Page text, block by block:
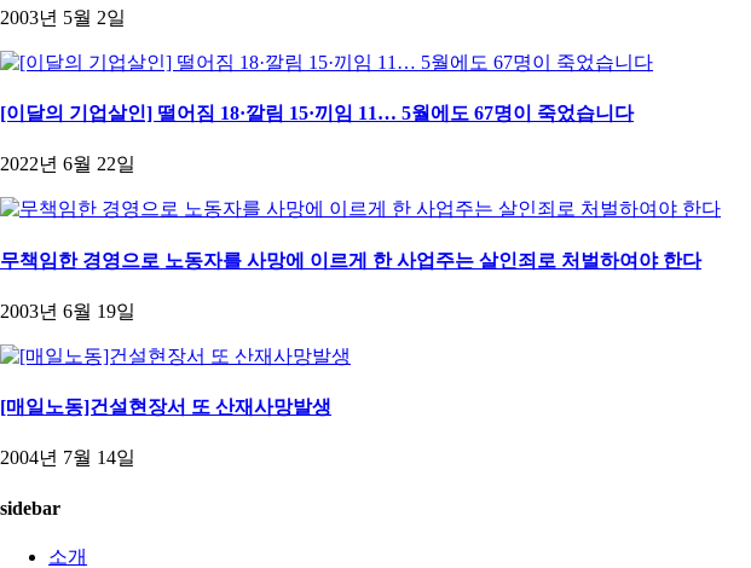
2003년 5월 2일
[이달의 기업살인] 떨어짐 18·깔림 15·끼임 11… 5월에도 67명이 죽었습니다
2022년 6월 22일
무책임한 경영으로 노동자를 사망에 이르게 한 사업주는 살인죄로 처벌하여야 한다
2003년 6월 19일
[매일노동]건설현장서 또 산재사망발생
2004년 7월 14일
sidebar
소개